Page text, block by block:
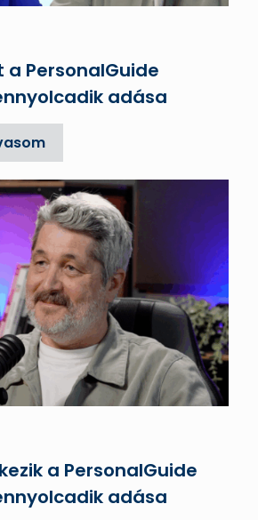
a PersonalGuide
adása
a PersonalGuide
adása